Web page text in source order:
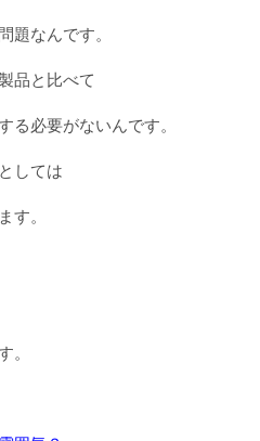
題なんです。
品と比べて
る必要がないんです。
しては
す。
。